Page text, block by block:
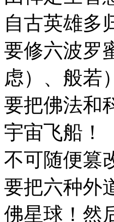
自古英雄多
要修六波罗
虑）、般若
要把佛法和
宇宙飞船！
不可随便篡
要把六种外
佛星球！然